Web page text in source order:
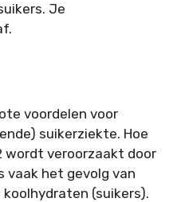
Je
voordelen voor
suikerziekte. Hoe
veroorzaakt door
vaak het gevolg van
(suikers).